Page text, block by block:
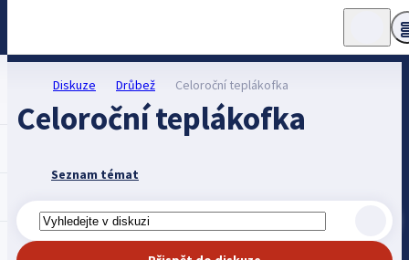
Diskuze Drůbež Celoroční teplákofka
Celoroční teplákofka
Seznam témat